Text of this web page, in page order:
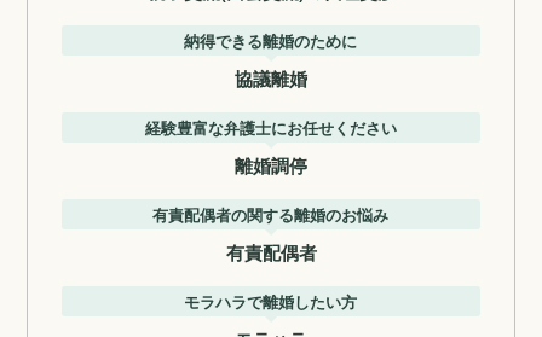
納得できる離婚のために
協議離婚
経験豊富な弁護士にお任せください
離婚調停
有責配偶者の関する離婚のお悩み
有責配偶者
モラハラで離婚したい方